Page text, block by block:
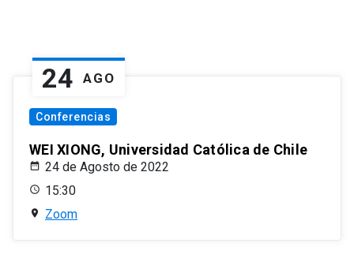
24 AGO
Conferencias
WEI XIONG, Universidad Católica de Chile
24 de Agosto de 2022
15:30
Zoom